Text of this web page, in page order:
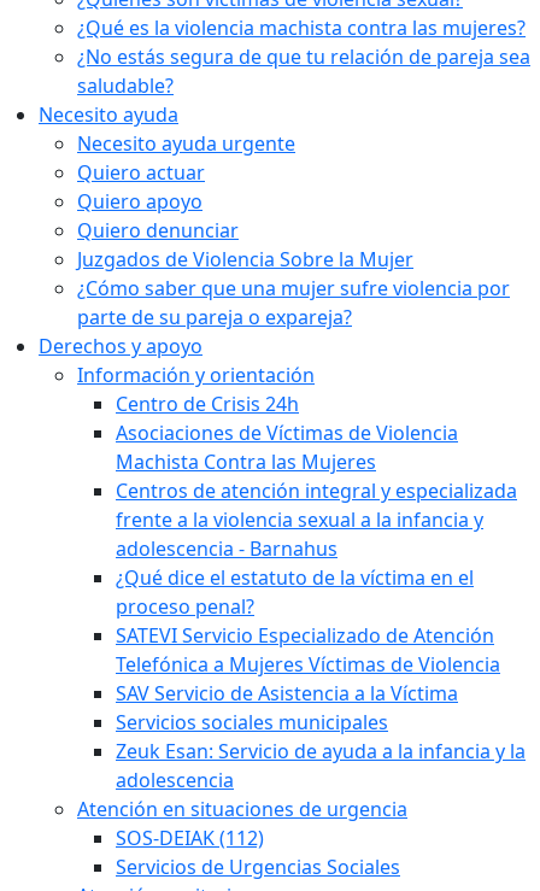
¿Qué es la violencia machista contra las mujeres?
¿No estás segura de que tu relación de pareja sea
saludable?
Necesito ayuda
Necesito ayuda urgente
Quiero actuar
Quiero apoyo
Quiero denunciar
Juzgados de Violencia Sobre la Mujer
¿Cómo saber que una mujer sufre violencia por
parte de su pareja o expareja?
Derechos y apoyo
Información y orientación
Centro de Crisis 24h
Asociaciones de Víctimas de Violencia
Machista Contra las Mujeres
Centros de atención integral y especializada
frente a la violencia sexual a la infancia y
adolescencia - Barnahus
¿Qué dice el estatuto de la víctima en el
proceso penal?
SATEVI Servicio Especializado de Atención
Telefónica a Mujeres Víctimas de Violencia
SAV Servicio de Asistencia a la Víctima
Servicios sociales municipales
Zeuk Esan: Servicio de ayuda a la infancia y la
adolescencia
Atención en situaciones de urgencia
SOS-DEIAK (112)
Servicios de Urgencias Sociales